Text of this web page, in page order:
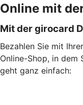
Online mit
Mit der girocard
Bezahlen Sie mit
Online-Shop, in dem
geht ganz einfach: